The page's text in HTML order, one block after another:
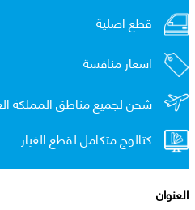
قطع اصلية
اسعار منافسة
شحن لجميع مناطق المملكة
كتالوج متكامل لقطع الغيار
العنوان